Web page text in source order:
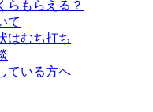
らもらえる？
て
はむち打ち
ている方へ